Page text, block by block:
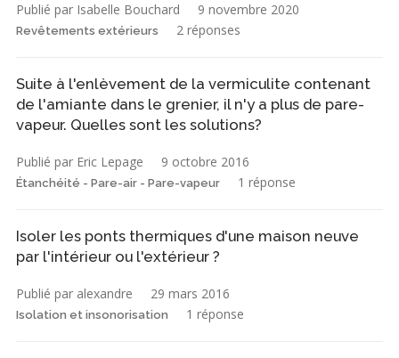
Publié par Isabelle Bouchard 9 novembre 2020
Revêtements extérieurs 2 réponses
Suite à l'enlèvement de la vermiculite contenant
de l'amiante dans le grenier, il n'y a plus de pare-
vapeur. Quelles sont les solutions?
Publié par Eric Lepage 9 octobre 2016
Étanchéité - Pare-air - Pare-vapeur 1 réponse
Isoler les ponts thermiques d'une maison neuve
par l'intérieur ou l'extérieur ?
Publié par alexandre 29 mars 2016
Isolation et insonorisation 1 réponse